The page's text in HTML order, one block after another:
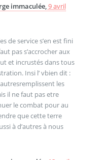
immaculée, 9 avril
de service s’en est fini
pas s’accrocher aux
et incrustés dans tous
Insi l’ vbien dit :
les
il ne faut pas etre
le combat pour au
que cette terre
à d’autres à nous